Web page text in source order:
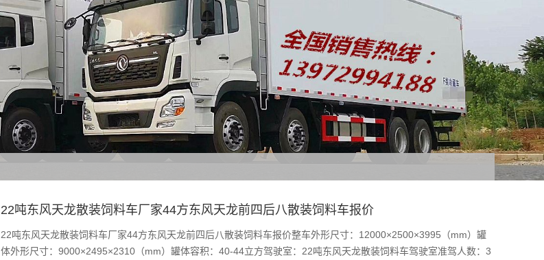
22吨东风天龙散装饲料车厂家44方东风天龙前四后八散装饲料车报价
22吨东风天龙散装饲料车厂家44方东风天龙前四后八散装饲料车报价整车外形尺寸：12000×2500×3995（mm）罐
体外形尺寸：9000×2495×2310（mm）罐体容积：40-44立方驾驶室：22吨东风天龙散装饲料车驾驶室准驾人数：3